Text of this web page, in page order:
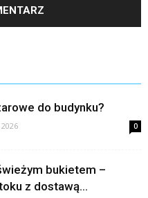
do budynku?
0
bukietem –
z dostawą...